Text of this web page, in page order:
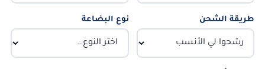
طريقة الشحن نوع البضاعة